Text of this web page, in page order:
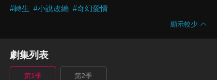
#轉生 #小說改編 #奇幻愛情
顯示較少
劇集列表
第1季 第2季